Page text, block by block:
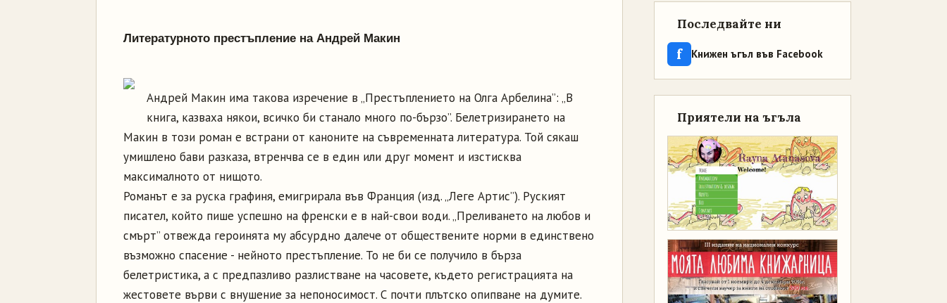
Литературното престъпление на Андрей Макин
Андрей Макин има такова изречение в „Престъплението на Олга Арбелина”: „В
книга, казваха някои, всичко би станало много по-бързо”. Белетризирането на
Макин в този роман е встрани от каноните на съвременната литература. Той сякаш
умишлено бави разказа, втренчва се в един или друг момент и изстисква
максималното от нищото.
Романът е за руска графиня, емигрирала във Франция (изд. „Леге Артис”). Руският
писател, който пише успешно на френски е в най-свои води. „Преливането на любов и
смърт” отвежда героинята му абсурдно далече от обществените норми в единствено
възможно спасение - нейното престъпление. То не би се получило в бърза
белетристика, а с предпазливо разлистване на часовете, където регистрацията на
жестовете върви с внушение за непоносимост. С почти плътско опипване на думите.
Последвайте ни
f Книжен ъгъл във Facebook
Приятели на ъгъла